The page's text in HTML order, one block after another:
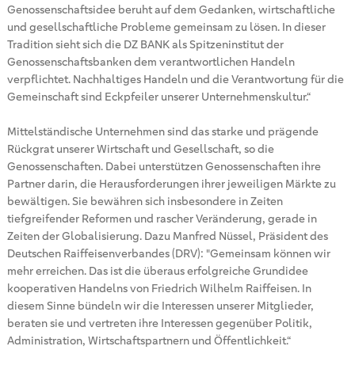
Genossenschaftsidee beruht auf dem Gedanken, wirtschaftliche
und gesellschaftliche Probleme gemeinsam zu lösen. In dieser
Tradition sieht sich die DZ BANK als Spitzeninstitut der
Genossenschaftsbanken dem verantwortlichen Handeln
verpflichtet. Nachhaltiges Handeln und die Verantwortung für die
Gemeinschaft sind Eckpfeiler unserer Unternehmenskultur.“
Mittelständische Unternehmen sind das starke und prägende
Rückgrat unserer Wirtschaft und Gesellschaft, so die
Genossenschaften. Dabei unterstützen Genossenschaften ihre
Partner darin, die Herausforderungen ihrer jeweiligen Märkte zu
bewältigen. Sie bewähren sich insbesondere in Zeiten
tiefgreifender Reformen und rascher Veränderung, gerade in
Zeiten der Globalisierung. Dazu Manfred Nüssel, Präsident des
Deutschen Raiffeisenverbandes (DRV): "Gemeinsam können wir
mehr erreichen. Das ist die überaus erfolgreiche Grundidee
kooperativen Handelns von Friedrich Wilhelm Raiffeisen. In
diesem Sinne bündeln wir die Interessen unserer Mitglieder,
beraten sie und vertreten ihre Interessen gegenüber Politik,
Administration, Wirtschaftspartnern und Öffentlichkeit.“